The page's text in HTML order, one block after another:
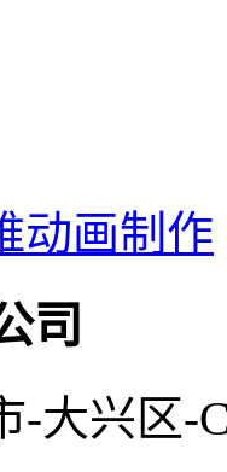
动画制作
司
-大兴区-